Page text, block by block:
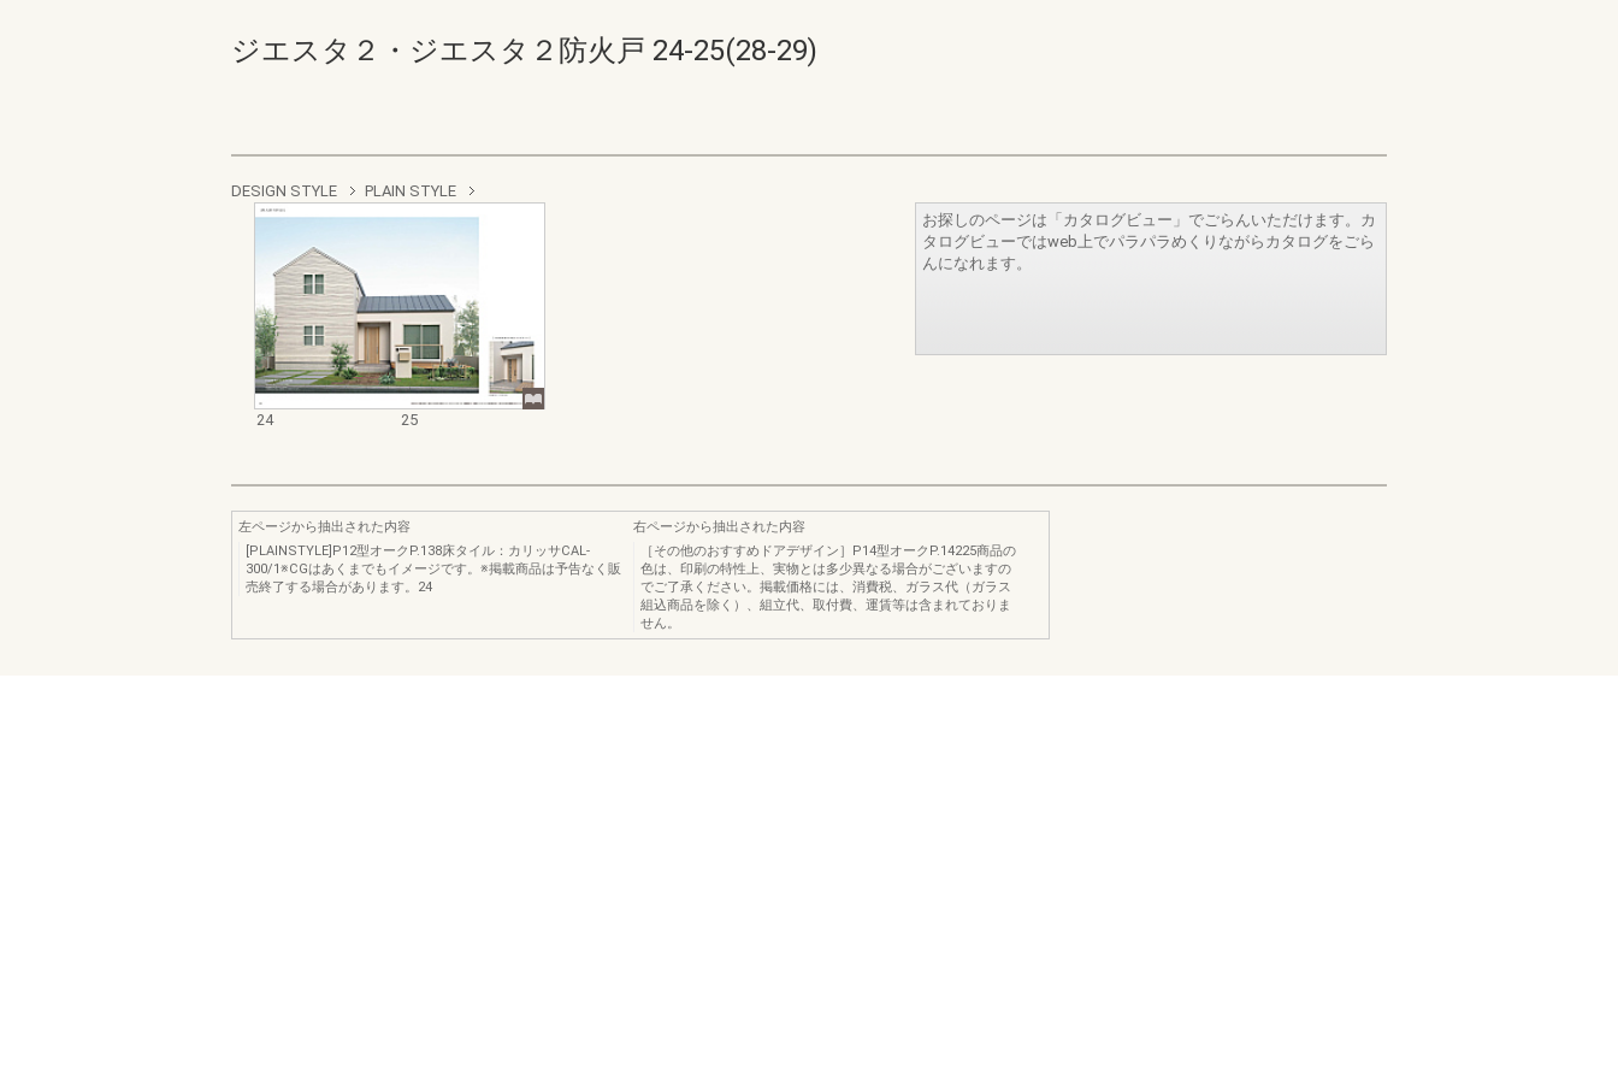
ジエスタ２・ジエスタ２防火戸 24-25(28-29)
DESIGN STYLE PLAIN STYLE
24 25
お探しのページは「カタログビュー」でごらんいただけます。カ
タログビューではweb上でパラパラめくりながらカタログをごら
んになれます。
左ページから抽出された内容
[PLAINSTYLE]P12型オークP.138床タイル：カリッサCAL-
300/1※CGはあくまでもイメージです。※掲載商品は予告なく販
売終了する場合があります。24
右ページから抽出された内容
［その他のおすすめドアデザイン］P14型オークP.14225商品の
色は、印刷の特性上、実物とは多少異なる場合がございますの
でご了承ください。掲載価格には、消費税、ガラス代（ガラス
組込商品を除く）、組立代、取付費、運賃等は含まれておりま
せん。